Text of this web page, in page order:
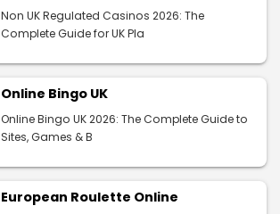
Non UK Regulated Casinos 2026: The
Complete Guide for UK Pla
Online Bingo UK
Online Bingo UK 2026: The Complete Guide to
Sites, Games & B
European Roulette Online